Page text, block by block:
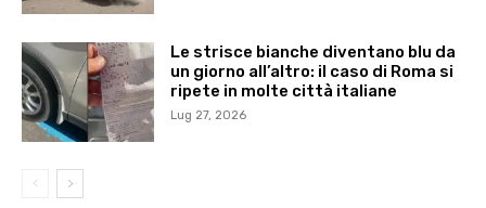
Le strisce bianche diventano blu da
un giorno all’altro: il caso di Roma si
ripete in molte città italiane
Lug 27, 2026